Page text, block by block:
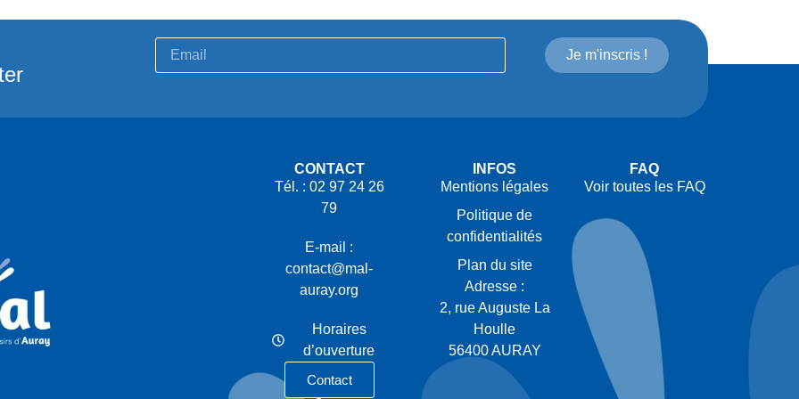
Je m'inscris !
CONTACT
Tél. : 02 97 24 26
79
E-mail :
contact@mal-
auray.org
Horaires
d’ouverture
Contact
INFOS
Mentions légales
Politique de
confidentialités
Plan du site
Adresse :
2, rue Auguste La
Houlle
56400 AURAY
FAQ
Voir toutes les FAQ